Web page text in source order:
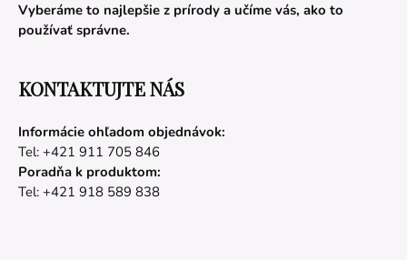
Vyberáme to najlepšie z prírody a učíme vás, ako to
používať správne.
KONTAKTUJTE NÁS
Informácie ohľadom objednávok:
Tel: +421 911 705 846
Poradňa k produktom:
Tel: +421 918 589 838